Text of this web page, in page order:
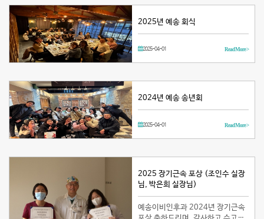
2025년 예송 회식
2025-04-01 Read More >
2024년 예송 송년회
2025-04-01 Read More >
2025 장기근속 포상 (조인수 실장
님, 박은희 실장님)
예송이비인후과 2024년 장기근속